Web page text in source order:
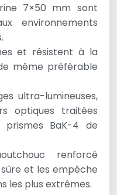
7×50 mm sont
environnements
et résistent à la
même préférable
ultra-lumineuses,
optiques traitées
BaK-4 de
renforcé
et les empêche
les plus extrêmes.